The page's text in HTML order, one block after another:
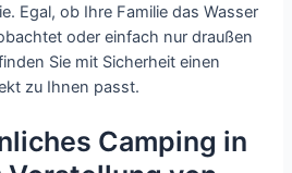
Egal, ob Ihre Familie das Wasser
oder einfach nur draußen
Sie mit Sicherheit einen
zu Ihnen passt.
Camping in